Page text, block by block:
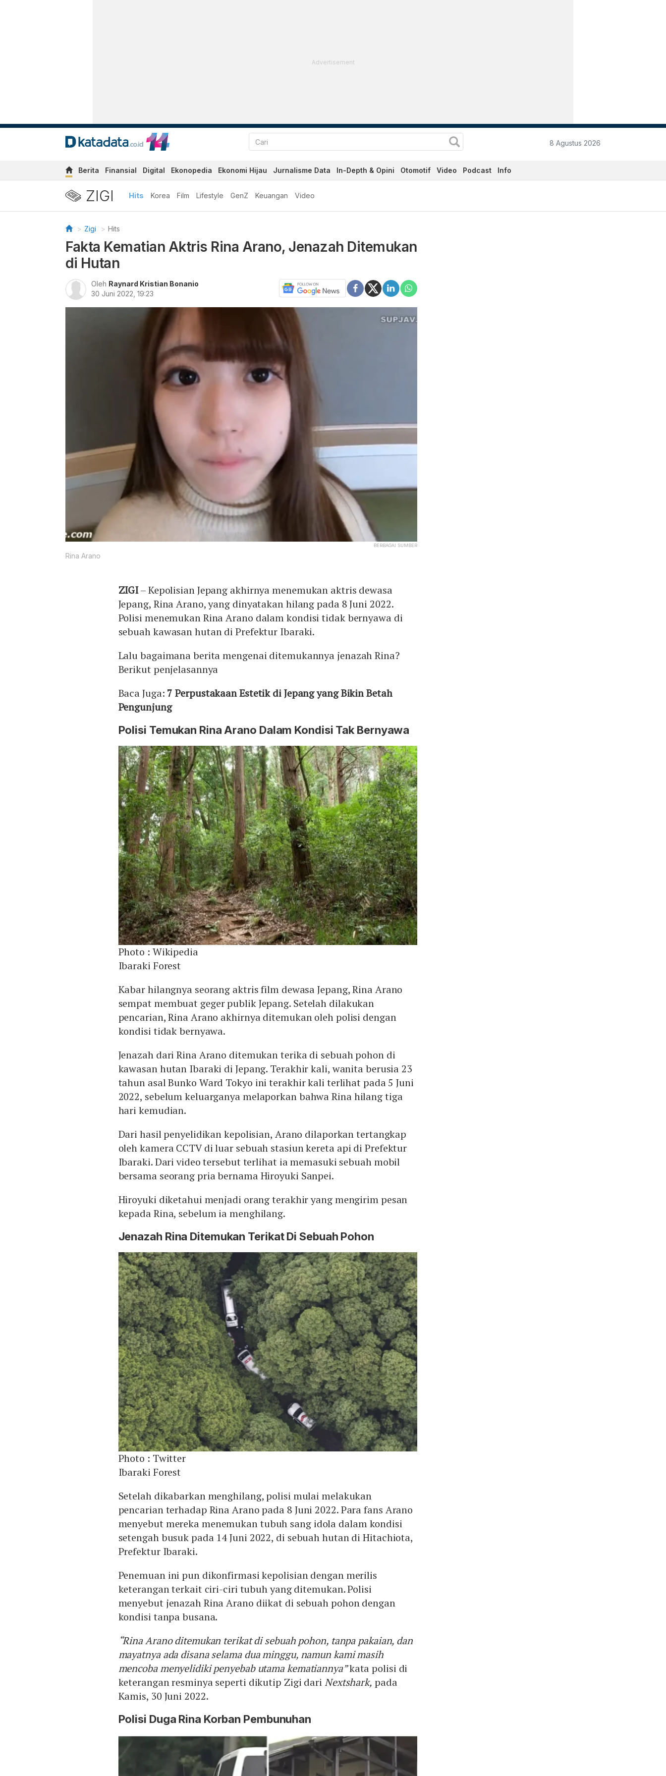
Advertisement
8 Agustus 2026
Berita Finansial Digital Ekonopedia Ekonomi Hijau Jurnalisme Data In-Depth & Opini Otomotif Video Podcast Info
ZIGI Hits Korea Film Lifestyle GenZ Keuangan Video
Zigi Hits
Fakta Kematian Aktris Rina Arano, Jenazah Ditemukan
di Hutan
Oleh Raynard Kristian Bonanio
30 Juni 2022, 19:23
BERBAGAI SUMBER
Rina Arano
ZIGI– Kepolisian Jepang akhirnya menemukan aktris dewasa
Jepang, Rina Arano, yang dinyatakan hilang pada 8 Juni 2022.
Polisi menemukan Rina Arano dalam kondisi tidak bernyawa di
sebuah kawasan hutan di Prefektur Ibaraki.
Lalu bagaimana berita mengenai ditemukannya jenazah Rina?
Berikut penjelasannya
Baca Juga: 7 Perpustakaan Estetik di Jepang yang Bikin Betah
Pengunjung
Polisi Temukan Rina Arano Dalam Kondisi Tak Bernyawa
Photo : Wikipedia
Ibaraki Forest
Kabar hilangnya seorang aktris film dewasa Jepang, Rina Arano
sempat membuat geger publik Jepang. Setelah dilakukan
pencarian, Rina Arano akhirnya ditemukan oleh polisi dengan
kondisi tidak bernyawa.
Jenazah dari Rina Arano ditemukan terika di sebuah pohon di
kawasan hutan Ibaraki di Jepang. Terakhir kali, wanita berusia 23
tahun asal Bunko Ward Tokyo ini terakhir kali terlihat pada 5 Juni
2022, sebelum keluarganya melaporkan bahwa Rina hilang tiga
hari kemudian.
Dari hasil penyelidikan kepolisian, Arano dilaporkan tertangkap
oleh kamera CCTV di luar sebuah stasiun kereta api di Prefektur
Ibaraki. Dari video tersebut terlihat ia memasuki sebuah mobil
bersama seorang pria bernama Hiroyuki Sanpei.
Hiroyuki diketahui menjadi orang terakhir yang mengirim pesan
kepada Rina, sebelum ia menghilang.
Jenazah Rina Ditemukan Terikat Di Sebuah Pohon
Photo : Twitter
Ibaraki Forest
Setelah dikabarkan menghilang, polisi mulai melakukan
pencarian terhadap Rina Arano pada 8 Juni 2022. Para fans Arano
menyebut mereka menemukan tubuh sang idola dalam kondisi
setengah busuk pada 14 Juni 2022, di sebuah hutan di Hitachiota,
Prefektur Ibaraki.
Penemuan ini pun dikonfirmasi kepolisian dengan merilis
keterangan terkait ciri-ciri tubuh yang ditemukan. Polisi
menyebut jenazah Rina Arano diikat di sebuah pohon dengan
kondisi tanpa busana.
“Rina Arano ditemukan terikat di sebuah pohon, tanpa pakaian, dan
mayatnya ada disana selama dua minggu, namun kami masih
mencoba menyelidiki penyebab utama kematiannya”kata polisi di
keterangan resminya seperti dikutip Zigi dari Nextshark, pada
Kamis, 30 Juni 2022.
Polisi Duga Rina Korban Pembunuhan